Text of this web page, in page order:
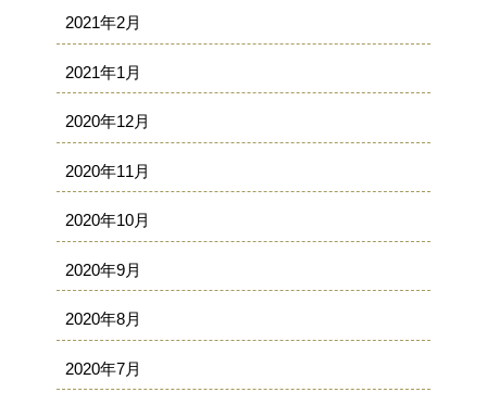
2021年2月
2021年1月
2020年12月
2020年11月
2020年10月
2020年9月
2020年8月
2020年7月